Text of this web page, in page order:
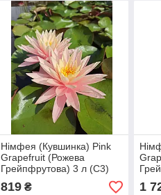
Німфея (Кувшинка) Pink
Grapefruit (Рожева
Грейпфрутова) 3 л (С3)
819₴ 1